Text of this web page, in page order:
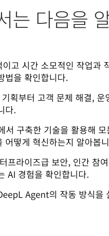
는 다음을
고 시간 소모적인 작업과
법을 확인합니다.
획부터 고객 문제 해결, 운
다.
서 구축한 기술을 활용해
어떻게 혁신하는지 알아봅
프라이즈급 보안, 인간 참
AI 경험을 확인합니다.
Agent의 작동 방식을